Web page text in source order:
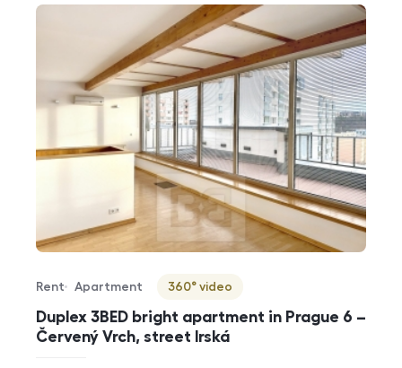
Duplex 3BED bright apartment in Prague 6 –
Červený Vrch, street Irská
Offer type
Rent
Property type
Apartment
Virtuální prohlídka
360° video